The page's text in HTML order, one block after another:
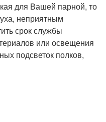
для Вашей парной, то
неприятным
срок службы
или освещения
подсветок полков,